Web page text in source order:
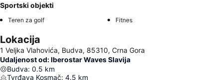
Sportski objekti
Teren za golf Fitnes
Lokacija
1 Veljka Vlahovića, Budva, 85310, Crna Gora
Udaljenost od: Iberostar Waves Slavija
Budva: 0.5 km
Tvrđava Kosmač: 4.5 km